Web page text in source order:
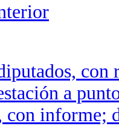
a
con informe;